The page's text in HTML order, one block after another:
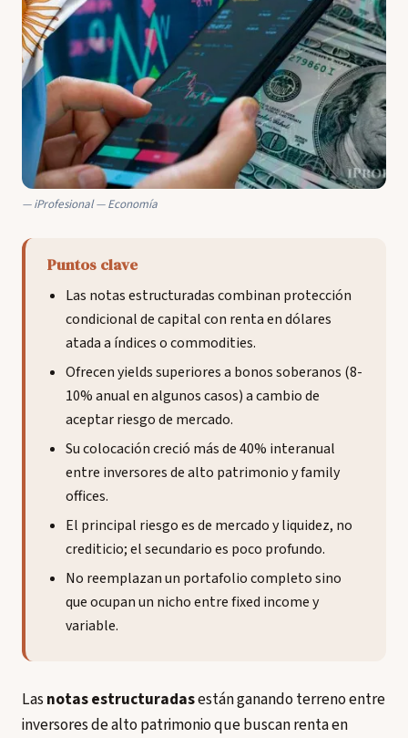
iProfesional — Economía
Puntos clave
Las notas estructuradas combinan protección
condicional de capital con renta en dólares
atada a índices o commodities.
Ofrecen yields superiores a bonos soberanos (8-
10% anual en algunos casos) a cambio de
aceptar riesgo de mercado.
Su colocación creció más de 40% interanual
entre inversores de alto patrimonio y family
offices.
El principal riesgo es de mercado y liquidez, no
crediticio; el secundario es poco profundo.
No reemplazan un portafolio completo sino
que ocupan un nicho entre fixed income y
variable.
Lasnotas estructuradasestán ganando terreno entre
inversores de alto patrimonio que buscan renta en